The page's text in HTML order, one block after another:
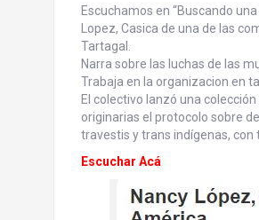
Escuchamos en “Buscando
Lopez, Casica de una de las
Tartagal.
Narra sobre las luchas de las
Trabaja en la organizacion en
El colectivo lanzó una
originarias el protocolo sobre
travestis y trans indígenas,
Escuchar Acá